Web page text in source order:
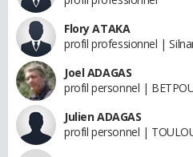
Flory ATAKA
profil professionnel |
Joel ADAGAS
profil personnel |
Julien ADAGAS
profil personnel |